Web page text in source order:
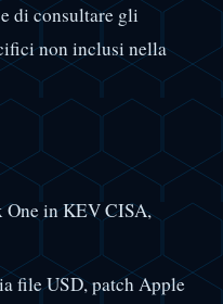
di consultare gli
non inclusi nella
One in KEV CISA,
file USD, patch Apple